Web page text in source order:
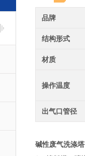
品牌
结构形式
材质
操作温度
出气口管径
碱性废气洗涤塔